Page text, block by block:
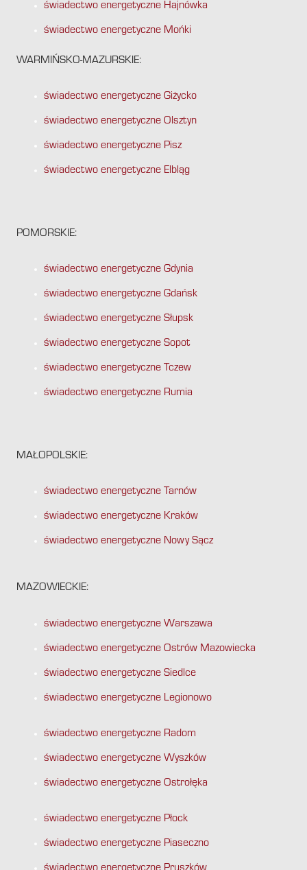
świadectwo energetyczne Hajnówka
świadectwo energetyczne Mońki
WARMIŃSKO-MAZURSKIE:
świadectwo energetyczne Giżycko
świadectwo energetyczne Olsztyn
świadectwo energetyczne Pisz
świadectwo energetyczne Elbląg
POMORSKIE:
świadectwo energetyczne Gdynia
świadectwo energetyczne Gdańsk
świadectwo energetyczne Słupsk
świadectwo energetyczne Sopot
świadectwo energetyczne Tczew
świadectwo energetyczne Rumia
MAŁOPOLSKIE:
świadectwo energetyczne Tarnów
świadectwo energetyczne Kraków
świadectwo energetyczne Nowy Sącz
MAZOWIECKIE:
świadectwo energetyczne Warszawa
świadectwo energetyczne Ostrów Mazowiecka
świadectwo energetyczne Siedlce
świadectwo energetyczne Legionowo
świadectwo energetyczne Radom
świadectwo energetyczne Wyszków
świadectwo energetyczne Ostrołęka
świadectwo energetyczne Płock
świadectwo energetyczne Piaseczno